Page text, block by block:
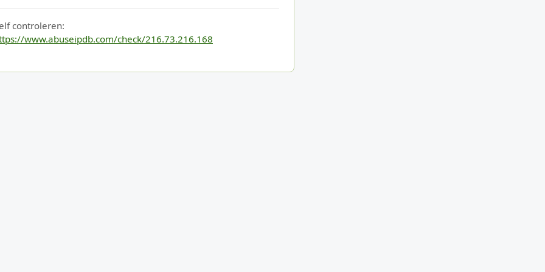
controleren:
www.abuseipdb.com/check/216.73.216.168